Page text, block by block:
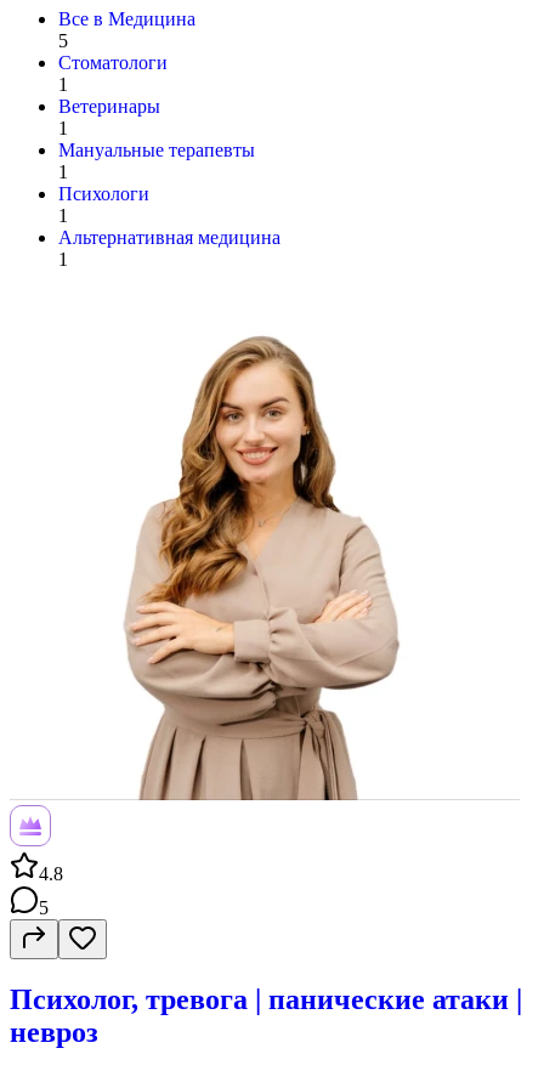
Все в Медицина
5
Стоматологи
1
Ветеринары
1
Мануальные терапевты
1
Психологи
1
Альтернативная медицина
1
4.8
5
Психолог, тревога | панические атаки |
невроз